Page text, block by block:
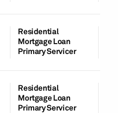
Residential
Mortgage Loan
Primary Servicer
Residential
Mortgage Loan
Primary Servicer